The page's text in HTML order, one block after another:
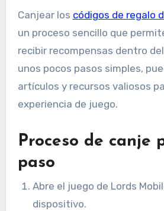
Canjear los códigos de regalo
un proceso sencillo que
recibir recompensas dentro
unos pocos pasos simples,
artículos y recursos valiosos
experiencia de juego.
Proceso de canje
paso
Abre el juego de Lords
dispositivo.